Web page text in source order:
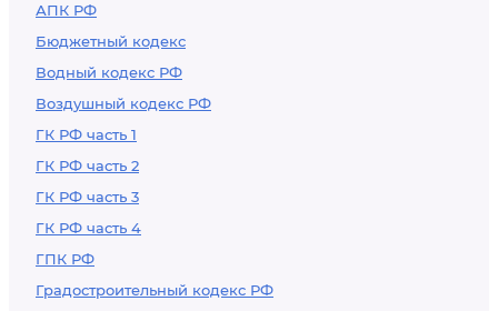
АПК РФ
Бюджетный кодекс
Водный кодекс РФ
Воздушный кодекс РФ
ГК РФ часть 1
ГК РФ часть 2
ГК РФ часть 3
ГК РФ часть 4
ГПК РФ
Градостроительный кодекс РФ